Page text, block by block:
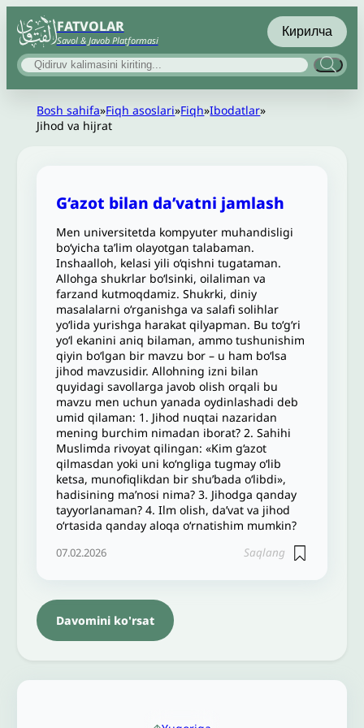
FATVOLAR
Savol & Javob Platformasi
Кирилча
Bosh sahifa»Fiqh asoslari»Fiqh»Ibodatlar»
Jihod va hijrat
G‘azot bilan da’vatni jamlash
Men universitetda kompyuter muhandisligi
bo‘yicha ta’lim olayotgan talabaman.
Inshaalloh, kelasi yili o‘qishni tugataman.
Allohga shukrlar bo‘lsinki, oilaliman va
farzand kutmoqdamiz. Shukrki, diniy
masalalarni o‘rganishga va salafi solihlar
yo‘lida yurishga harakat qilyapman. Bu to‘g‘ri
yo‘l ekanini aniq bilaman, ammo tushunishim
qiyin bo‘lgan bir mavzu bor – u ham boʻlsa
jihod mavzusidir. Allohning izni bilan
quyidagi savollarga javob olish orqali bu
mavzu men uchun yanada oydinlashadi deb
umid qilaman: 1. Jihod nuqtai nazaridan
mening burchim nimadan iborat? 2. Sahihi
Muslimda rivoyat qilingan: «Kim g‘azot
qilmasdan yoki uni ko‘ngliga tugmay o‘lib
ketsa, munofiqlikdan bir shu’bada o‘libdi»,
hadisining ma’nosi nima? 3. Jihodga qanday
tayyorlanaman? 4. Ilm olish, da’vat va jihod
o‘rtasida qanday aloqa o‘rnatishim mumkin?
07.02.2026 Saqlang
Davomini ko'rsat